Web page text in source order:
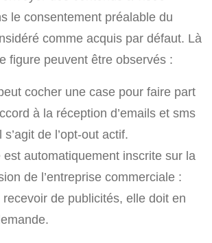
le consentement préalable du
comme acquis par défaut. Là
figure peuvent être observés :
cocher une case pour faire part
à la réception d’emails et sms
de l’opt-out actif.
est automatiquement inscrite sur la
de l’entreprise commerciale :
de publicités, elle doit en